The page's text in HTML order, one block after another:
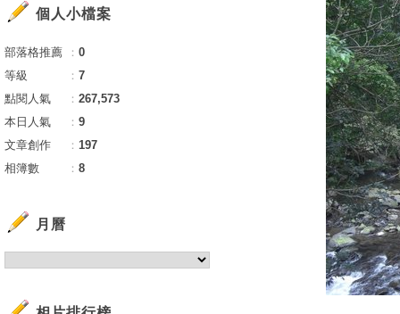
個人小檔案
部落格推薦 ： 0
等級
： 7
點閱人氣
： 267,573
本日人氣
： 9
文章創作
： 197
相簿數
： 8
月曆